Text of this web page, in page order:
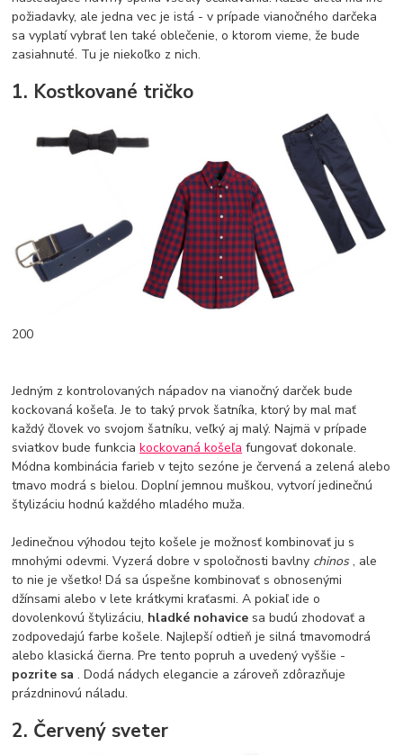
požiadavky, ale jedna vec je istá - v prípade vianočného darčeka
sa vyplatí vybrať len také oblečenie, o ktorom vieme, že bude
zasiahnuté. Tu je niekoľko z nich.
1. Kostkované tričko
200
Jedným z kontrolovaných nápadov na vianočný darček bude
kockovaná košeľa. Je to taký prvok šatníka, ktorý by mal mať
každý človek vo svojom šatníku, veľký aj malý. Najmä v prípade
sviatkov bude funkciakockovaná košeľa fungovať dokonale.
Módna kombinácia farieb v tejto sezóne je červená a zelená alebo
tmavo modrá s bielou. Doplní jemnou muškou, vytvorí jedinečnú
štylizáciu hodnú každého mladého muža.
Jedinečnou výhodou tejto košele je možnosť kombinovať ju s
mnohými odevmi. Vyzerá dobre v spoločnosti bavlny chinos, ale
to nie je všetko! Dá sa úspešne kombinovať s obnosenými
džínsami alebo v lete krátkymi kraťasmi. A pokiaľ ide o
dovolenkovú štylizáciu, hladké nohavice sa budú zhodovať a
zodpovedajú farbe košele. Najlepší odtieň je silná tmavomodrá
alebo klasická čierna. Pre tento popruh a uvedený vyššie -
pozrite sa. Dodá nádych elegancie a zároveň zdôrazňuje
prázdninovú náladu.
2. Červený sveter